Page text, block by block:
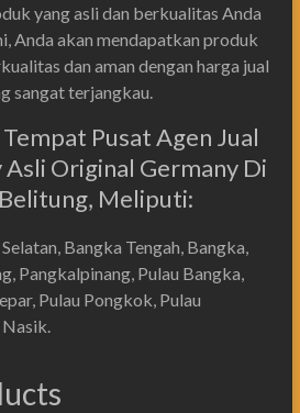
yang asli dan berkualitas Anda
Anda akan mendapatkan produk
dan aman dengan harga jual
sangat terjangkau.
Pusat Agen Jual
Original Germany Di
Meliputi:
Bangka Tengah, Bangka,
Pangkalpinang, Pulau Bangka,
Pulau Pongkok, Pulau
Nasik.